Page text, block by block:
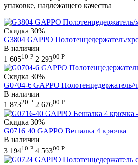
упаковке, надлежащего качества
Скидка 30%
G3804 GAPPO Полотенцедержатель/
В наличии
1 60510 Р 2 29300 Р
Скидка 30%
G0704-6 GAPPO Полотенцедержатель/
В наличии
1 87320 Р 2 67600 Р
Скидка 30%
G0716-40 GAPPO Вешалка 4 крючка
В наличии
3 19410 Р 4 56300 Р